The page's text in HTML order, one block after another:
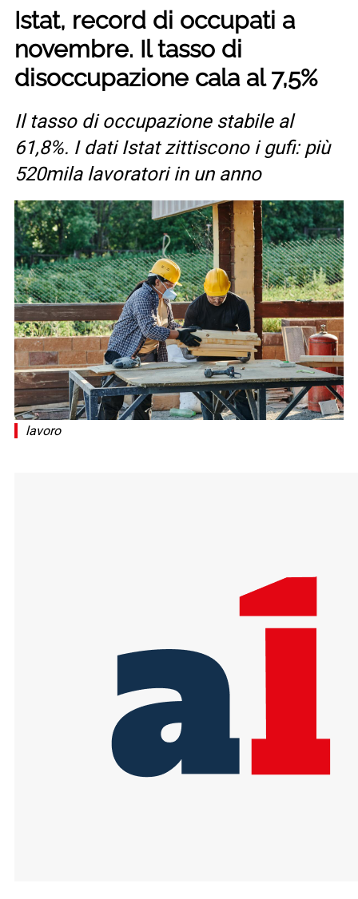
Istat, record di occupati a
novembre. Il tasso di
disoccupazione cala al 7,5%
Il tasso di occupazione stabile al
61,8%. I dati Istat zittiscono i gufi: più
520mila lavoratori in un anno
lavoro